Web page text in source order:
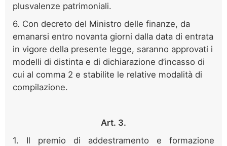
plusvalenze patrimoniali.
6. Con decreto del Ministro delle finanze, da
emanarsi entro novanta giorni dalla data di entrata
in vigore della presente legge, saranno approvati i
modelli di distinta e di dichiarazione d’incasso di
cui al comma 2 e stabilite le relative modalità di
compilazione.
Art. 3.
1. Il premio di addestramento e formazione